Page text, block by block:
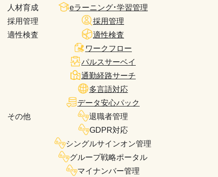
人材育成
eラーニング・学習管理
採用管理
採用管理
適性検査
適性検査
その他
ワークフロー
パルスサーベイ
通勤経路サーチ
多言語対応
データ安心パック
退職者管理
GDPR対応
シングルサインオン管理
グループ戦略ポータル
マイナンバー管理